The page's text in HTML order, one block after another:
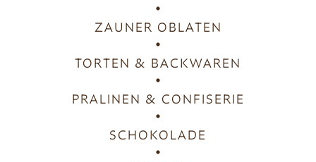
ZAUNER OBLATEN
TORTEN & BACKWAREN
PRALINEN & CONFISERIE
SCHOKOLADE